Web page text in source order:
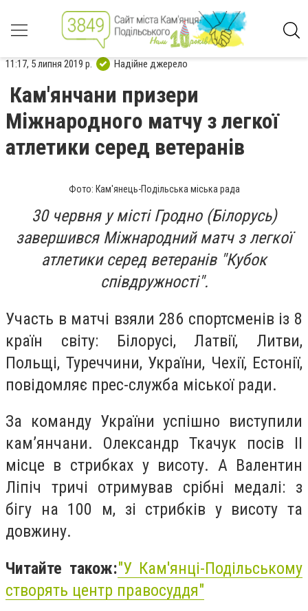
11:17, 5 липня 2019 р. Надійне джерело
Кам'янчани призери
Міжнародного матчу з легкої
атлетики серед ветеранів
Фото: Кам'янець-Подільська міська рада
30 червня у місті Гродно (Білорусь)
завершився Міжнародний матч з легкої
атлетики серед ветеранів "Кубок
співдружності".
Участь в матчі взяли 286 спортсменів із 8
країн світу: Білорусі, Латвії, Литви,
Польщі, Туреччини, України, Чехії, Естонії,
повідомляє прес-служба міської ради.
За команду України успішно виступили
кам’янчани. Олександр Ткачук посів ІІ
місце в стрибках у висоту. А Валентин
Ліпіч тричі отримував срібні медалі: з
бігу на 100 м, зі стрибків у висоту та
довжину.
Читайте також:"У Кам'янці-Подільському
створять центр правосуддя"